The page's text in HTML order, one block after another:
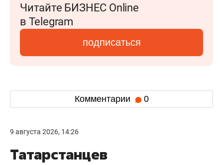
Читайте БИЗНЕС Online
в Telegram
подписаться
Комментарии 0
9 августа 2026, 14:26
Татарстанцев